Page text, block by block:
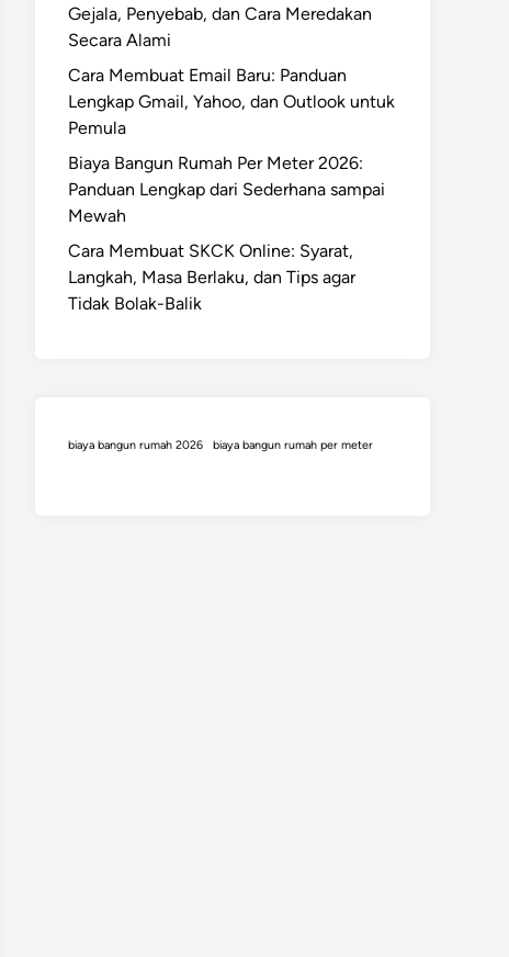
Gejala, Penyebab, dan Cara Meredakan
Secara Alami
Cara Membuat Email Baru: Panduan
Lengkap Gmail, Yahoo, dan Outlook untuk
Pemula
Biaya Bangun Rumah Per Meter 2026:
Panduan Lengkap dari Sederhana sampai
Mewah
Cara Membuat SKCK Online: Syarat,
Langkah, Masa Berlaku, dan Tips agar
Tidak Bolak-Balik
biaya bangun rumah 2026 biaya bangun rumah per meter